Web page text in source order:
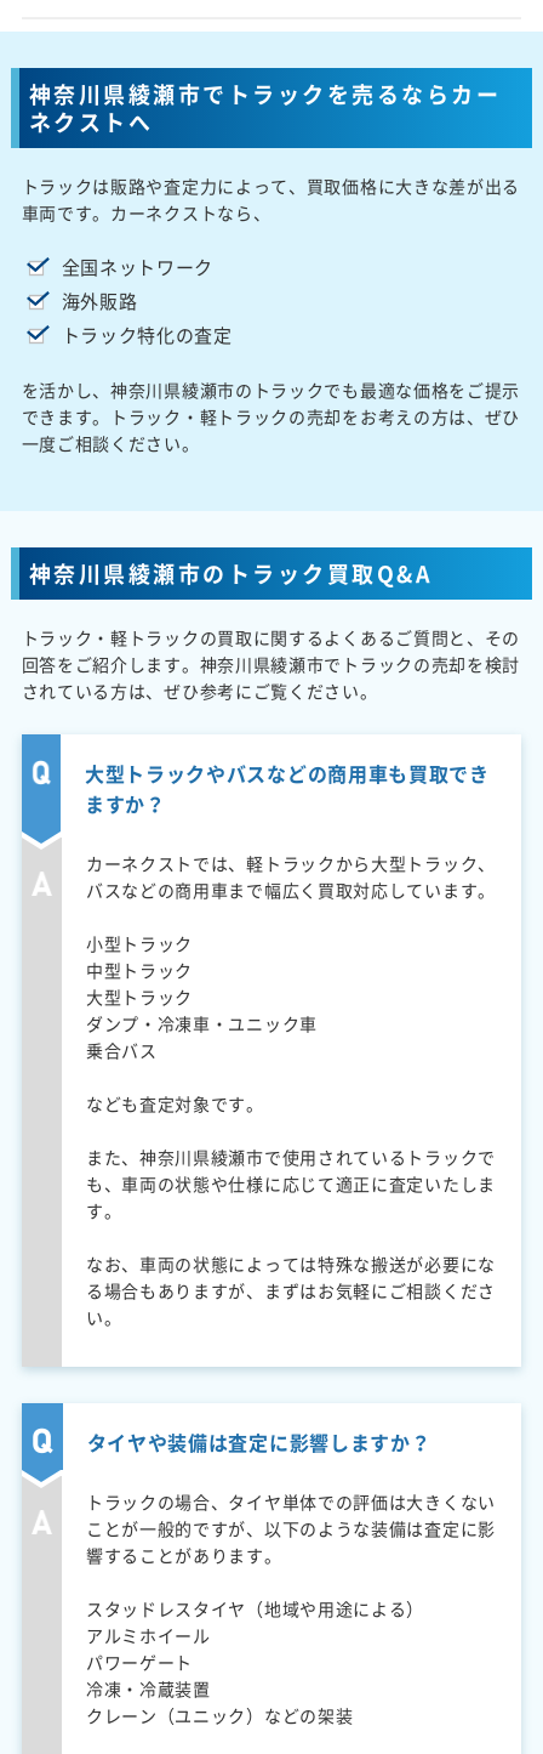
神奈川県綾瀬市でトラックを売るならカー
ネクストへ
トラックは販路や査定力によって、買取価格に大きな差が出る
車両です。カーネクストなら、
全国ネットワーク
海外販路
トラック特化の査定
を活かし、神奈川県綾瀬市のトラックでも最適な価格をご提示
できます。トラック・軽トラックの売却をお考えの方は、ぜひ
一度ご相談ください。
神奈川県綾瀬市のトラック買取Q&A
トラック・軽トラックの買取に関するよくあるご質問と、その
回答をご紹介します。神奈川県綾瀬市でトラックの売却を検討
されている方は、ぜひ参考にご覧ください。
大型トラックやバスなどの商用車も買取でき
ますか？
カーネクストでは、軽トラックから大型トラック、
バスなどの商用車まで幅広く買取対応しています。
小型トラック
中型トラック
大型トラック
ダンプ・冷凍車・ユニック車
乗合バス
なども査定対象です。
また、神奈川県綾瀬市で使用されているトラックで
も、車両の状態や仕様に応じて適正に査定いたしま
す。
なお、車両の状態によっては特殊な搬送が必要にな
る場合もありますが、まずはお気軽にご相談くださ
い。
タイヤや装備は査定に影響しますか？
トラックの場合、タイヤ単体での評価は大きくない
ことが一般的ですが、以下のような装備は査定に影
響することがあります。
スタッドレスタイヤ（地域や用途による）
アルミホイール
パワーゲート
冷凍・冷蔵装置
クレーン（ユニック）などの架装